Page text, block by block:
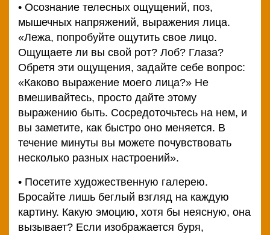
• Осознание телесных ощущений, поз,
мышечных напряжений, выражения лица.
«Лежа, попробуйте ощутить свое лицо.
Ощущаете ли вы свой рот? Лоб? Глаза?
Обретя эти ощущения, задайте себе вопрос:
«Каково выражение моего лица?» Не
вмешивайтесь, просто дайте этому
выражению быть. Сосредоточьтесь на нем, и
вы заметите, как быстро оно меняется. В
течение минуты вы можете почувствовать
несколько разных настроений».
• Посетите художественную галерею.
Бросайте лишь беглый взгляд на каждую
картину. Какую эмоцию, хотя бы неясную, она
вызывает? Если изображается буря,